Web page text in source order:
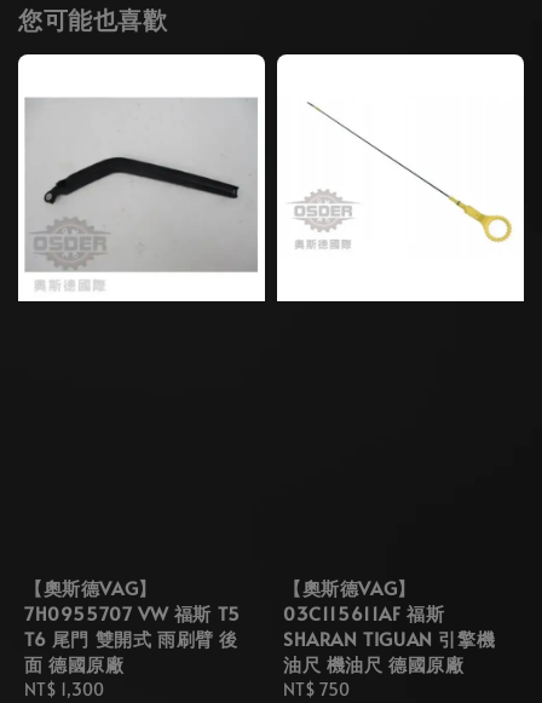
您可能也喜歡
【奧斯德VAG】
7H0955707 VW 福斯 T5
T6 尾門 雙開式 雨刷臂 後
面 德國原廠
Regular
NT$ 1,300
【奧斯德VAG】
03C115611AF 福斯
SHARAN TIGUAN 引擎機
油尺 機油尺 德國原廠
Regular
NT$ 750